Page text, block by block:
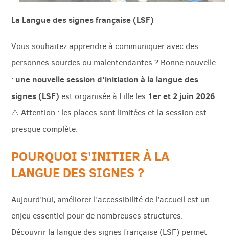
La Langue des signes française (LSF)
Vous souhaitez apprendre à communiquer avec des
personnes sourdes ou malentendantes ? Bonne nouvelle
: une nouvelle session d’initiation à la langue des
signes (LSF) est organisée à Lille les 1er et 2 juin 2026.
⚠️ Attention : les places sont limitées et la session est
presque complète.
POURQUOI S'INITIER À LA
LANGUE DES SIGNES ?
Aujourd’hui, améliorer l’accessibilité de l’accueil est un
enjeu essentiel pour de nombreuses structures.
Découvrir la langue des signes française (LSF) permet